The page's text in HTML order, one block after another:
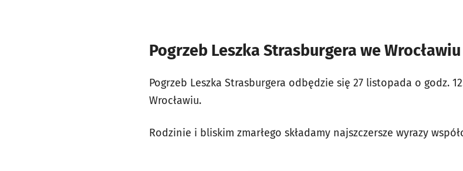
Pogrzeb Leszka Strasburgera we Wrocławiu
Pogrzeb Leszka Strasburgera odbędzie się 27 listopada o godz.
Wrocławiu.
Rodzinie i bliskim zmarłego składamy najszczersze wyrazy